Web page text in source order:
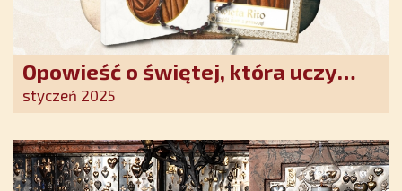
Opowieść o świętej, która uczy
szczerego oddania się Bogu.
nadziei w XXI wieku
styczeń 2025